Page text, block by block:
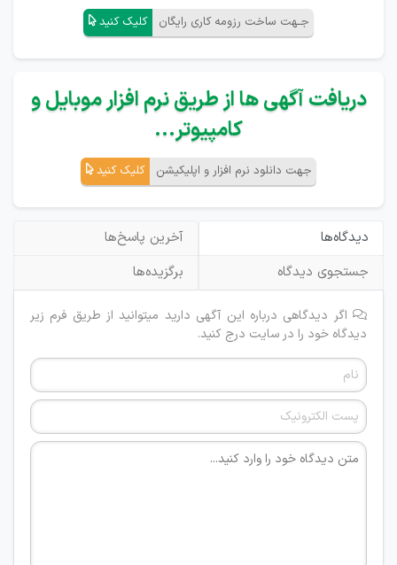
جـهت ساخت رزومه کاری رایگان کلیک کنید
دریافت آگهی ها از طریق نرم افزار موبایل و
کامپیوتر...
جهت دانلود نرم افزار و اپلیکیشن کلیک کنید
دیدگاه‌ها
آخرین پاسخ‌ها
جستجوی دیدگاه
برگزیده‌ها
اگر دیدگاهی درباره این آگهی دارید میتوانید از طریق فرم زیر
دیدگاه خود را در سایت درج کنید.